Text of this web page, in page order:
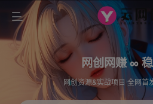
网创网赚 ∞
网创资源&实战项目 全网首